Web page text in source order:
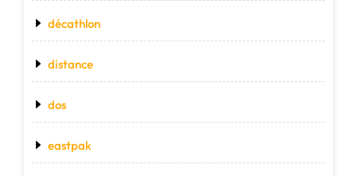
décathlon
distance
dos
eastpak